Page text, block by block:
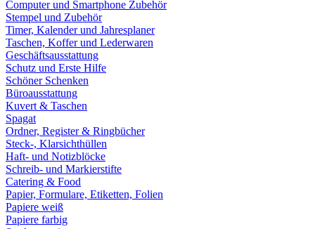
Computer und Smartphone Zubehör
Stempel und Zubehör
Timer, Kalender und Jahresplaner
Taschen, Koffer und Lederwaren
Geschäftsausstattung
Schutz und Erste Hilfe
Schöner Schenken
Büroausstattung
Kuvert & Taschen
Spagat
Ordner, Register & Ringbücher
Steck-, Klarsichthüllen
Haft- und Notizblöcke
Schreib- und Markierstifte
Catering & Food
Papier, Formulare, Etiketten, Folien
Papiere weiß
Papiere farbig